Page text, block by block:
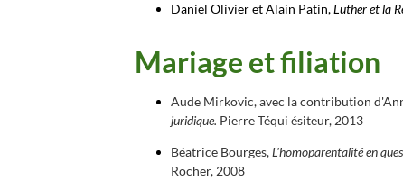
Daniel Olivier et Alain Patin,Luther et la
Mariage et filiation
Aude Mirkovic, avec la contribution
juridique. Pierre Téqui ésiteur, 2013
Béatrice Bourges,L'homoparentalité en
Rocher, 2008